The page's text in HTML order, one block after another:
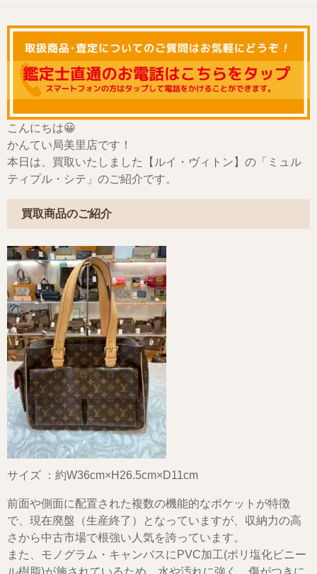
こんにちは😀
かんてい局美里店です！
本日は、買取いたしました【ルイ・ヴィトン】の「ミュル
ティプル・シテ」のご紹介です。
買取商品のご紹介
サイズ ：約W36cm×H26.5cm×D11cm
前面や側面に配置された複数の機能的なポケットが特徴
で、現在廃盤（生産終了）となっていますが、収納力の高
さから中古市場で根強い人気を誇っています。
また、モノグラム・キャンバスにPVC加工(ポリ塩化ビニー